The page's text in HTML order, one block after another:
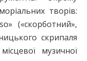
творів:
(«скорботний»,
скрипаля
музичної